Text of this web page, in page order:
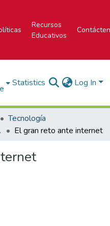
Recursos
Educativos
Statistics Log In
Tecnología
El gran reto ante internet